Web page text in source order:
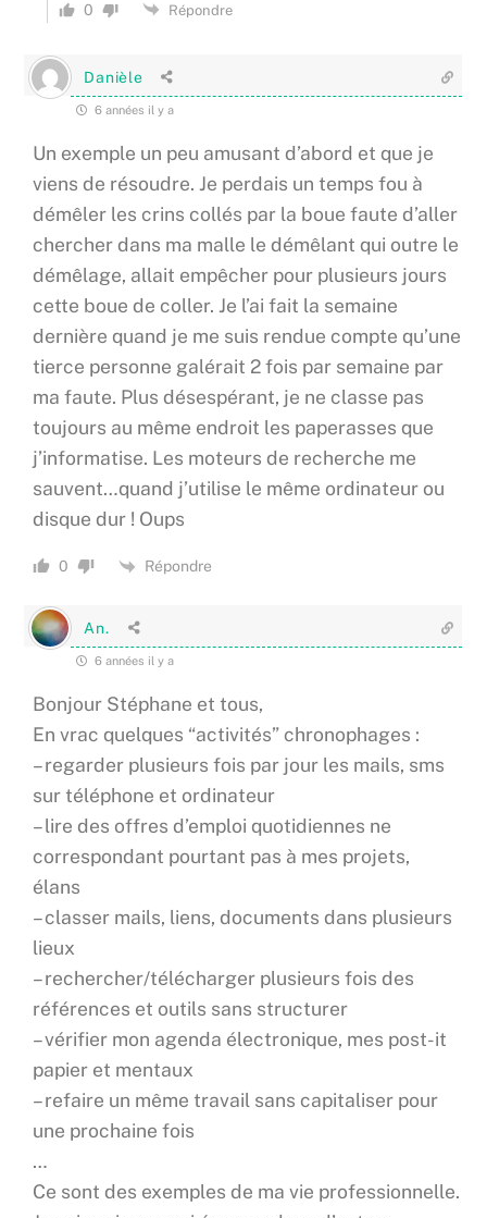
0 Répondre
Danièle
6 années il y a
Un exemple un peu amusant d’abord et que je
viens de résoudre. Je perdais un temps fou à
démêler les crins collés par la boue faute d’aller
chercher dans ma malle le démêlant qui outre le
démêlage, allait empêcher pour plusieurs jours
cette boue de coller. Je l’ai fait la semaine
dernière quand je me suis rendue compte qu’une
tierce personne galérait 2 fois par semaine par
ma faute. Plus désespérant, je ne classe pas
toujours au même endroit les paperasses que
j’informatise. Les moteurs de recherche me
sauvent…quand j’utilise le même ordinateur ou
disque dur ! Oups
0 Répondre
An.
6 années il y a
Bonjour Stéphane et tous,
En vrac quelques “activités” chronophages :
– regarder plusieurs fois par jour les mails, sms
sur téléphone et ordinateur
– lire des offres d’emploi quotidiennes ne
correspondant pourtant pas à mes projets,
élans
– classer mails, liens, documents dans plusieurs
lieux
– rechercher/télécharger plusieurs fois des
références et outils sans structurer
– vérifier mon agenda électronique, mes post-it
papier et mentaux
– refaire un même travail sans capitaliser pour
une prochaine fois
…
Ce sont des exemples de ma vie professionnelle.